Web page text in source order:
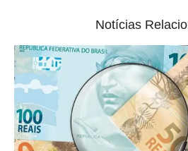
Notícias